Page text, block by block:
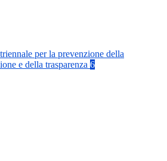
per la prevenzione della
e della trasparenza 6